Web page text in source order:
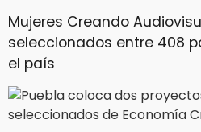
Mujeres Creando
seleccionados entre 408
el país